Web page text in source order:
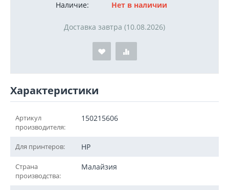
Наличие:
Нет в наличии
Доставка завтра (10.08.2026)
Характеристики
Артикул
производителя:
150215606
Для принтеров: HP
Страна
производства:
Малайзия